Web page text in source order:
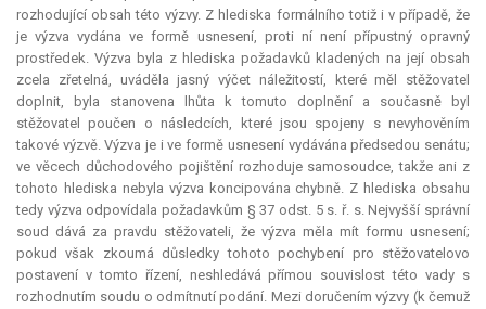
rozhodující obsah této výzvy. Z hlediska formálního totiž i v případě, že
je výzva vydána ve formě usnesení, proti ní není přípustný opravný
prostředek. Výzva byla z hlediska požadavků kladených na její obsah
zcela zřetelná, uváděla jasný výčet náležitostí, které měl stěžovatel
doplnit, byla stanovena lhůta k tomuto doplnění a současně byl
stěžovatel poučen o následcích, které jsou spojeny s nevyhověním
takové výzvě. Výzva je i ve formě usnesení vydávána předsedou senátu;
ve věcech důchodového pojištění rozhoduje samosoudce, takže ani z
tohoto hlediska nebyla výzva koncipována chybně. Z hlediska obsahu
tedy výzva odpovídala požadavkům § 37 odst. 5 s. ř. s. Nejvyšší správní
soud dává za pravdu stěžovateli, že výzva měla mít formu usnesení;
pokud však zkoumá důsledky tohoto pochybení pro stěžovatelovo
postavení v tomto řízení, neshledává přímou souvislost této vady s
rozhodnutím soudu o odmítnutí podání. Mezi doručením výzvy (k čemuž